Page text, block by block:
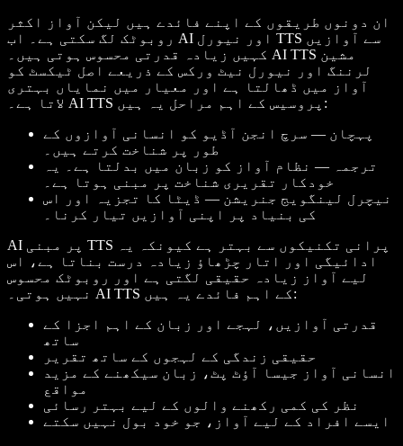
ان دونوں طریقوں کے اپنے فائدے ہیں لیکن آواز اکثر
روبوٹک لگ سکتی ہے۔ اب AI اور نیورل TTS سے آوازیں
کہیں زیادہ قدرتی محسوس ہوتی ہیں۔ AI TTS مشین
لرننگ اور نیورل نیٹ ورکس کے ذریعے اصل ٹیکسٹ کو
آواز میں ڈھالتا ہے اور معیار میں نمایاں بہتری
لاتا ہے۔ AI TTS پروسیس کے اہم مراحل یہ ہیں:
پہچان — سرچ انجن آڈیو کو انسانی آوازوں کے
طور پر شناخت کرتے ہیں۔
ترجمہ — نظام آواز کو زبان میں بدلتا ہے۔ یہ
خودکار تقریری شناخت پر مبنی ہوتا ہے۔
نیچرل لینگویج جنریشن — ڈیٹا کا تجزیہ اور اس
کی بنیاد پر اپنی آوازیں تیار کرنا۔
AI پر مبنی TTS پرانی تکنیکوں سے بہتر ہے کیونکہ یہ
ادائیگی اور اتار چڑھاؤ زیادہ درست بناتا ہے، اس
لیے آواز زیادہ حقیقی لگتی ہے اور روبوٹک محسوس
نہیں ہوتی۔ AI TTS کے اہم فائدے یہ ہیں:
قدرتی آوازیں، لہجے اور زبان کے اہم اجزا کے
ساتھ
حقیقی زندگی کے لہجوں کے ساتھ تقریر
انسانی آواز جیسا آؤٹ پٹ، زبان سیکھنے کے مزید
مواقع
نظر کی کمی رکھنے والوں کے لیے بہتر رسائی
ایسے افراد کے لیے آواز، جو خود بول نہیں سکتے